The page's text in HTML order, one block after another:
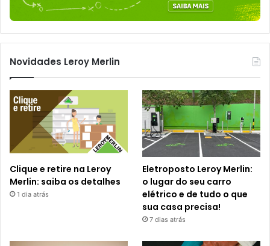
Novidades Leroy Merlin
Clique e retire na Leroy
Merlin: saiba os detalhes
1 dia atrás
Eletroposto Leroy Merlin:
o lugar do seu carro
elétrico e de tudo o que
sua casa precisa!
7 dias atrás